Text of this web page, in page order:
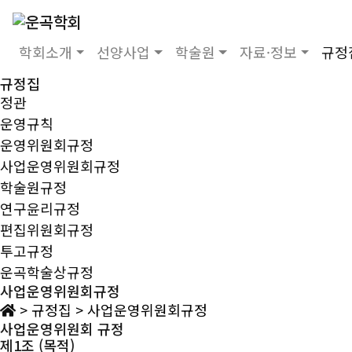
학회소개 선양사업 학술원 자료·정보 규정
규정집
정관
운영규칙
운영위원회규정
사업운영위원회규정
학술원규정
연구윤리규정
편집위원회규정
투고규정
운곡학술상규정
사업운영위원회규정
> 규정집 >사업운영위원회규정
사업운영위원회 규정
제1조 (목적)